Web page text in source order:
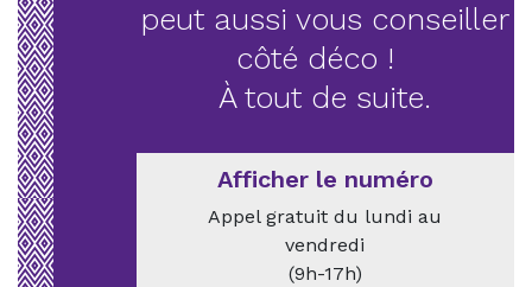
peut aussi vous conseiller
côté déco !
À tout de suite.
Afficher le numéro
Appel gratuit du lundi au
vendredi
(9h-17h)